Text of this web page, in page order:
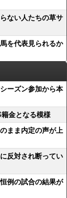
ない人たちの草サ
を代表見られるか
ーズン参加から本
籍金となる模様
まま内定の声が上
反対され断ってい
例の試合の結果が